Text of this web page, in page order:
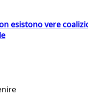
esistono vere